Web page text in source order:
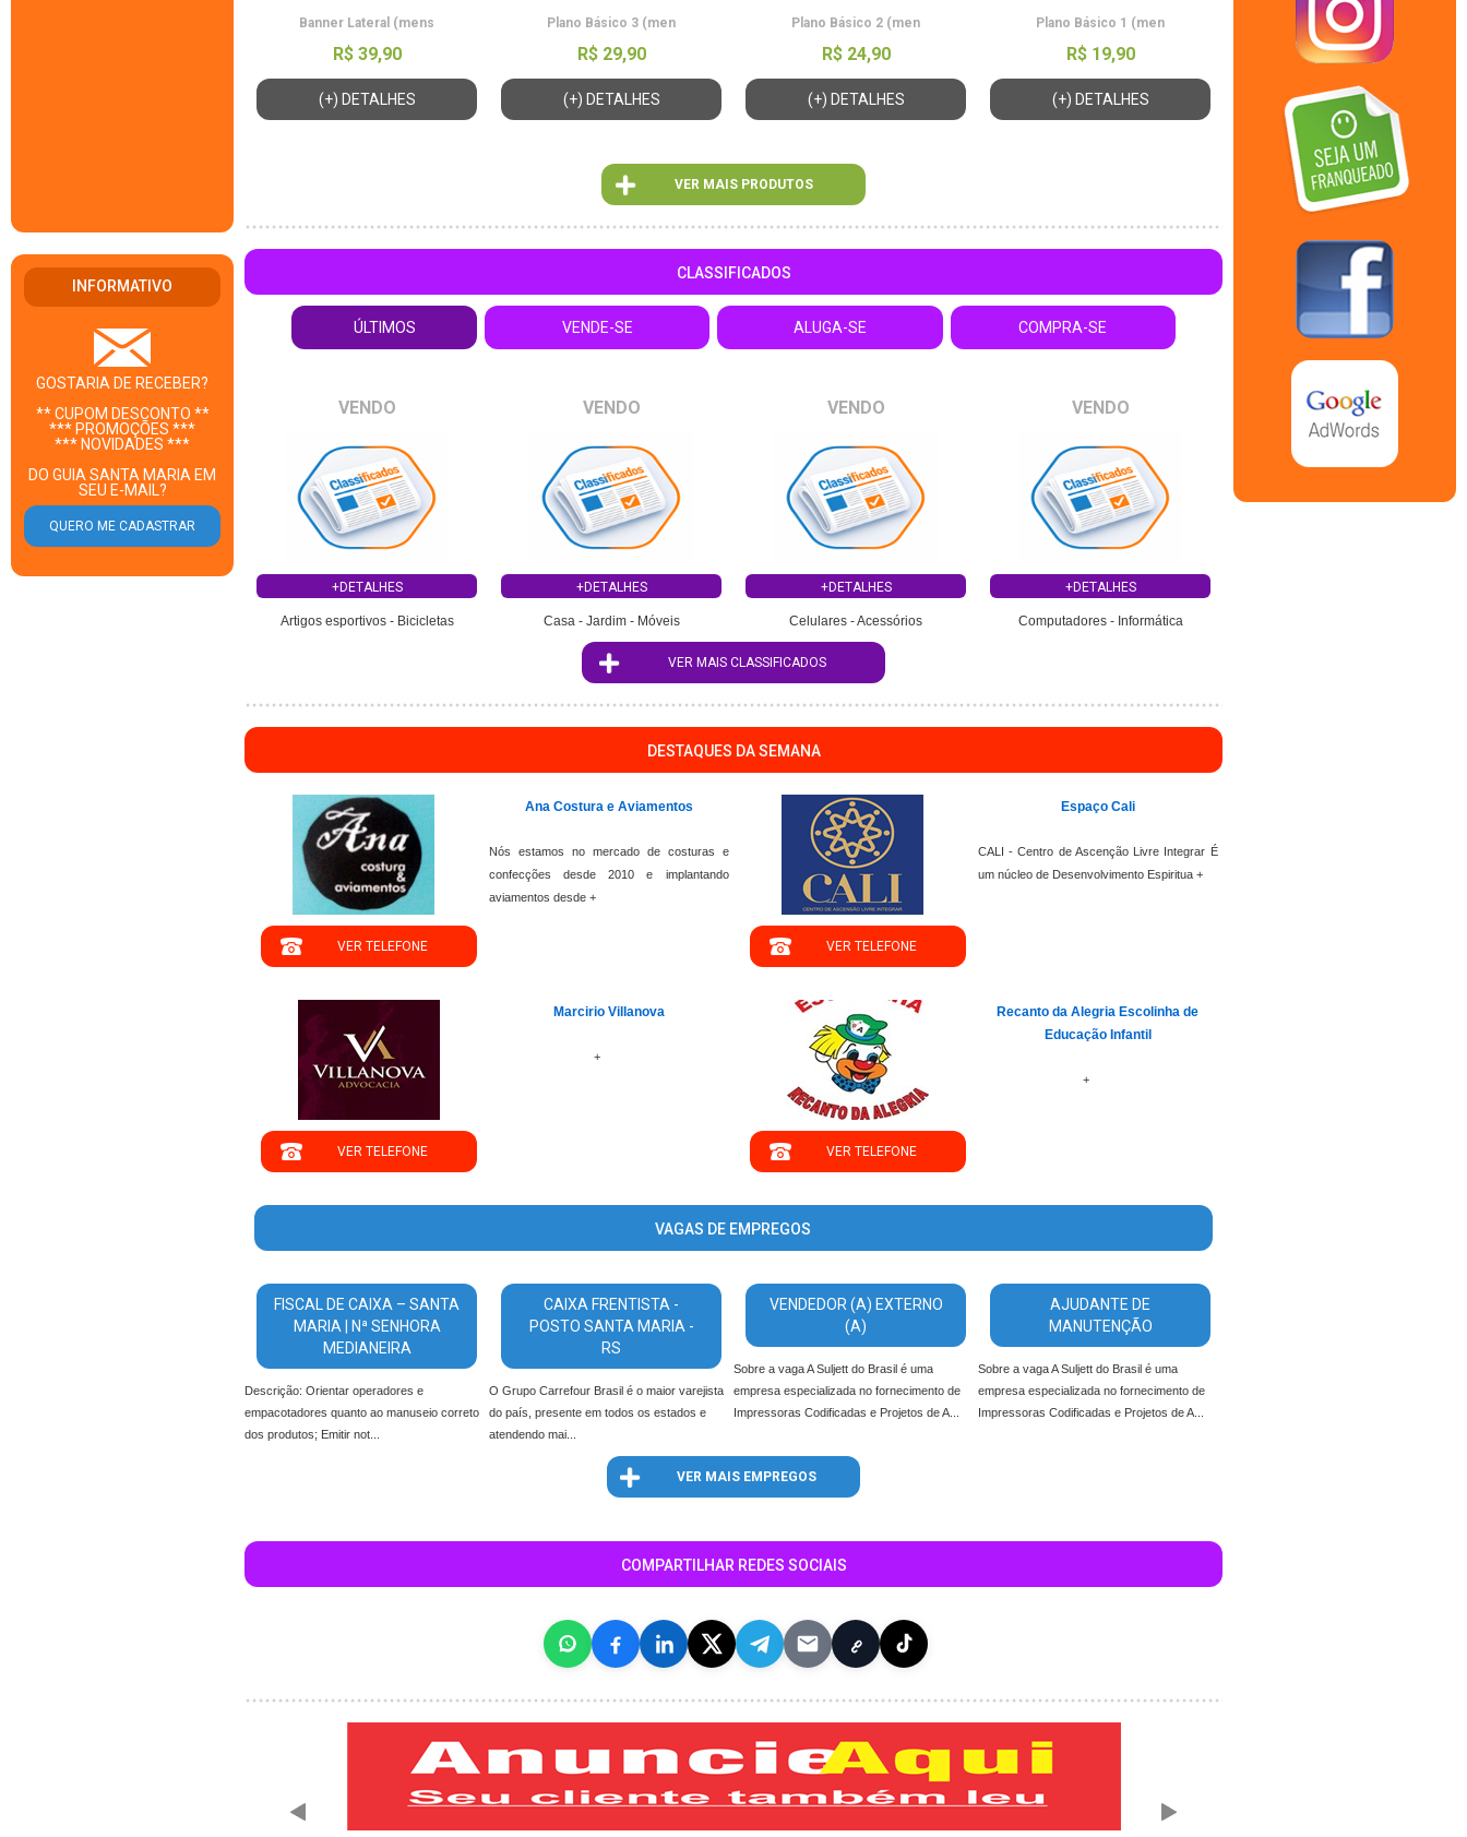
INFORMATIVO
GOSTARIA DE RECEBER?
** CUPOM DESCONTO **
*** PROMOÇÕES ***
*** NOVIDADES ***
DO GUIA SANTA MARIA EM
SEU E-MAIL?
Banner Lateral (mens
R$ 39,90
(+) DETALHES
Plano Básico 3 (men
R$ 29,90
(+) DETALHES
Plano Básico 2 (men
R$ 24,90
(+) DETALHES
Plano Básico 1 (men
R$ 19,90
(+) DETALHES
VER MAIS PRODUTOS
CLASSIFICADOS
ÚLTIMOS VENDE-SE ALUGA-SE COMPRA-SE
VENDO
+DETALHES
Artigos esportivos - Bicicletas
VENDO
+DETALHES
Casa - Jardim - Móveis
VENDO
+DETALHES
Celulares - Acessórios
VENDO
+DETALHES
Computadores - Informática
VER MAIS CLASSIFICADOS
DESTAQUES DA SEMANA
VER TELEFONE
Ana Costura e Aviamentos
Nós estamos no mercado de costuras e
confecções desde 2010 e implantando
aviamentos desde +
VER TELEFONE
Espaço Cali
CALI - Centro de Ascenção Livre Integrar É
um núcleo de Desenvolvimento Espiritua +
VER TELEFONE
Marcirio Villanova
+
VER TELEFONE
Recanto da Alegria Escolinha de
Educação Infantil
+
VAGAS DE EMPREGOS
FISCAL DE CAIXA – SANTA
MARIA | Nª SENHORA
MEDIANEIRA
Descrição: Orientar operadores e
empacotadores quanto ao manuseio correto
dos produtos; Emitir not...
CAIXA FRENTISTA -
POSTO SANTA MARIA -
RS
O Grupo Carrefour Brasil é o maior varejista
do país, presente em todos os estados e
atendendo mai...
VENDEDOR (A) EXTERNO
(A)
Sobre a vaga A Suljett do Brasil é uma
empresa especializada no fornecimento de
Impressoras Codificadas e Projetos de A...
AJUDANTE DE
MANUTENÇÃO
Sobre a vaga A Suljett do Brasil é uma
empresa especializada no fornecimento de
Impressoras Codificadas e Projetos de A...
VER MAIS EMPREGOS
COMPARTILHAR REDES SOCIAIS